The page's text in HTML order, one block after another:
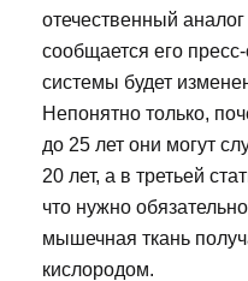
отечественный
сообщается его
системы будет
Непонятно только,
до 25 лет они могут
20 лет, а в третьей
что нужно
мышечная ткань
кислородом.